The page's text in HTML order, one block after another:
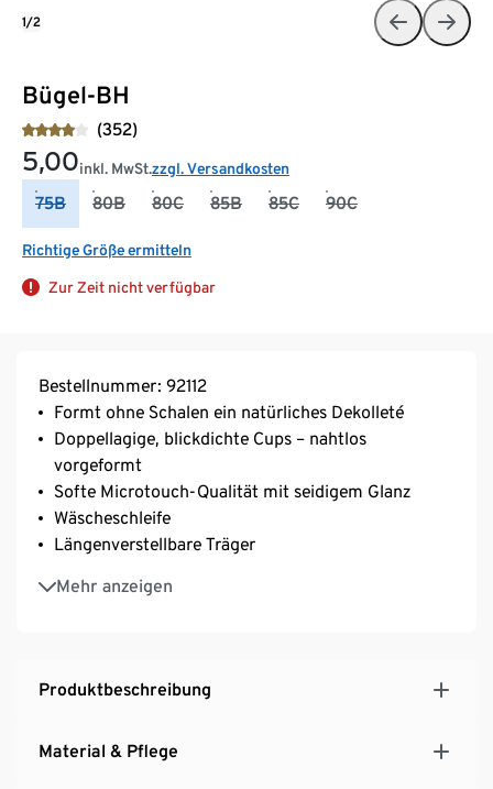
Bügel-BH
(352)
5,00inkl. MwSt.zzgl. Versandkosten
75B 80B 80C 85B 85C 90C
Richtige Größe ermitteln
Zur Zeit nicht verfügbar
1/2
Bestellnummer: 92112
Formt ohne Schalen ein natürliches Dekolleté
Doppellagige, blickdichte Cups – nahtlos
vorgeformt
Softe Microtouch-Qualität mit seidigem Glanz
Wäscheschleife
Längenverstellbare Träger
Mehr anzeigen
Mit Elasthan: formbeständig, perfekter Sitz, hoher
Tragekomfort
proportional an Cup-Größe angepasst
Mit elastischer Zierkante
Produktbeschreibung
Material & Pflege